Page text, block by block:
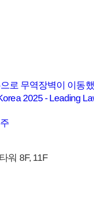
로 무역장벽이 이동
2025 - Leading
워 8F, 11F